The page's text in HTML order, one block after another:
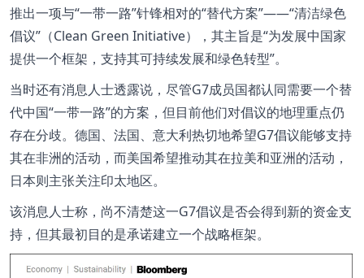
推出一项与“一带一路”针锋相对的“替代方案”——“清洁绿色
倡议”（Clean Green Initiative），其主旨是“为发展中国家
提供一个框架，支持其可持续发展和绿色转型”。
当时还有消息人士透露说，尽管G7成员国都认同需要一个替
代中国“一带一路”的方案，但目前他们对倡议的地理重点仍
存在分歧。德国、法国、意大利热切地希望G7倡议能够支持
其在非洲的活动，而美国希望推动其在拉美和亚洲的活动，
日本则主张关注印太地区。
该消息人士称，尚不清楚这一G7倡议是否会得到新的资金支
持，但其最初目的是承诺建立一个战略框架。